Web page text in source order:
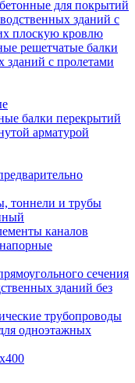
для покрытий
зданий с
плоскую кровлю
решетчатые балки
зданий с пролетами
балки перекрытий
арматурой
тоннели и трубы
каналов
сечения
зданий без
трубопроводы
одноэтажных